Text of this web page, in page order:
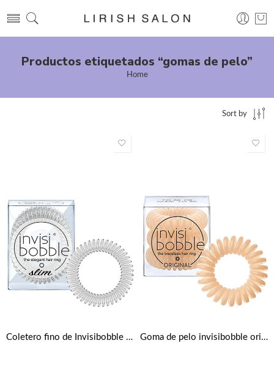
Productos etiquetados “gomas de pelo”
Home
Sort by
Coletero fino de Invisibobble – Transparente Goma de pelo invisibobble original (3 unidades) – To Be or Nude to Be